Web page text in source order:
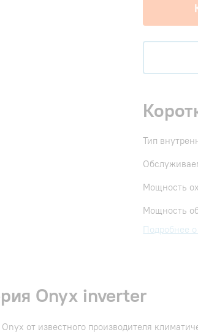
Тип
Мощность
Мощность
Подробнее
Onyx inverter
от известного производителя